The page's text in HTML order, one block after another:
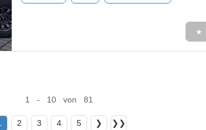
★
1 - 10 von 81
2 3 4 5 ❯ ❯❯